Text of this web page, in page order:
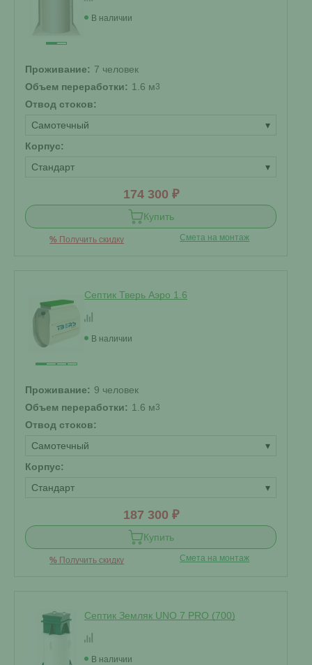
В наличии
Проживание: 7 человек
Объем переработки: 1.6 м3
Отвод стоков:
Самотечный
▾
Корпус:
Стандарт
▾
174 300 ₽
Купить
% Получить скидку Смета на монтаж
Септик Тверь Аэро 1.6
В наличии
Проживание: 9 человек
Объем переработки: 1.6 м3
Отвод стоков:
Самотечный
▾
Корпус:
Стандарт
▾
187 300 ₽
Купить
% Получить скидку Смета на монтаж
Септик Земляк UNO 7 PRO (700)
В наличии